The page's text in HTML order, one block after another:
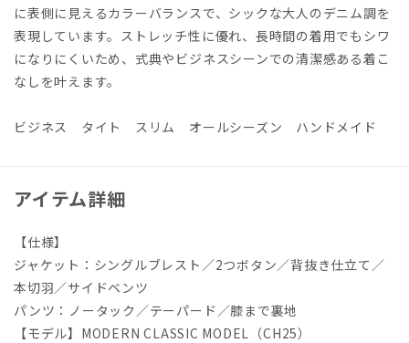
に表側に見えるカラーバランスで、シックな大人のデニム調を
表現しています。ストレッチ性に優れ、長時間の着用でもシワ
になりにくいため、式典やビジネスシーンでの清潔感ある着こ
なしを叶えます。
ビジネス タイト スリム オールシーズン ハンドメイド
アイテム詳細
【仕様】
ジャケット：シングルブレスト／2つボタン／背抜き仕立て／
本切羽／サイドベンツ
パンツ：ノータック／テーパード／膝まで裏地
【モデル】MODERN CLASSIC MODEL（CH25）